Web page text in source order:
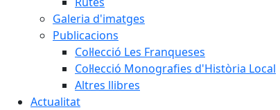
Galeria d'imatges
Publicacions
Col·lecció Les Franqueses
Col·lecció Monografies d'Història Local
Altres llibres
Actualitat